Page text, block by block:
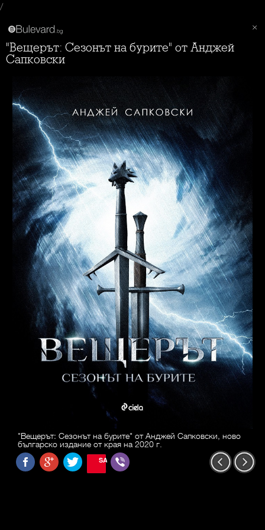
/
"Вещерът: Сезонът на бурите" от Анджей
Сапковски
"Вещерът: Сезонът на бурите" от Анджей Сапковски, ново
българско издание от края на 2020 г.
SAVE